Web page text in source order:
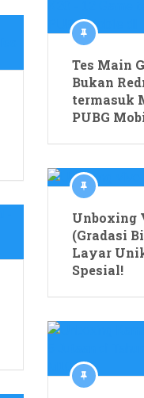
Tes Main
Bukan
termasuk
PUBG
Unboxing
(Gradasi
Layar
Spesial!